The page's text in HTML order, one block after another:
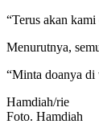
“Terus akan
Menurutnya,
“Minta doanya di
Hamdiah/rie
Foto. Hamdiah